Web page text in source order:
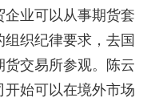
业可以从事期货套
织纪律要求，去国
交易所参观。陈云
开始可以在境外市场